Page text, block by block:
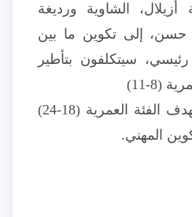
أزيلال، الشاوية ورديغة
حسن، إلى تكوين ما بين
مكون رئيسي، سيتكلفون بتأطير
(8-11)
و(12-17)، فيما ستستهدف الفئة العمرية (18-24)
المهني.